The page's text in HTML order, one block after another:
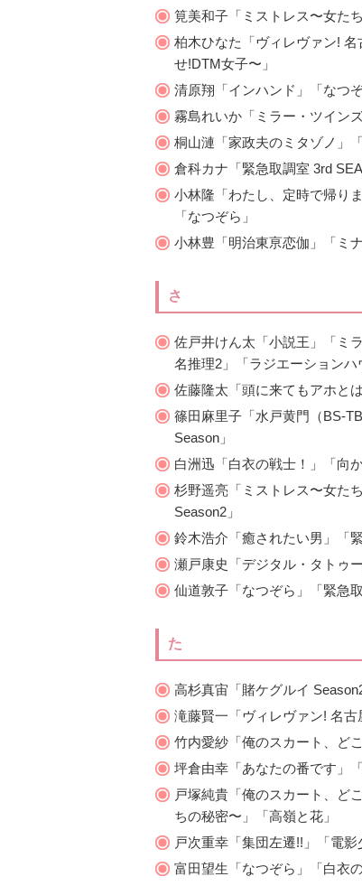
筧美和子「ミストレス〜女た
柏木ひなた「ヴィレヴァン!
せ!DTM女子〜」
清原翔「インハンド」「なつぞ
霧島れいか「ミラー・ツイン
桐山漣「家政夫のミタゾノ」
倉科カナ「緊急取調室 3rd
小林隆「わたし、定時で帰り
「なつぞら」
小林豊「明治東亰恋伽」「ミ
さ
佐戸井けん太「小説王」「ミ
名推理2」「ラジエーションハ
佐藤隆太「頭に来てもアホと
篠田麻里子「水戸黄門（BS-
Season」
白洲迅「白衣の戦士！」「向
杉野遥亮「ミストレス〜女た
Season2」
鈴木浩介「癒されたい男」「
瀬戸康史「デジタル・タトゥ
仙道敦子「なつぞら」「緊急
た
高杉真宙「賭ケグルイ
滝藤賢一「ヴィレヴァン! 名古
竹内愛紗「俺のスカート、ど
坪倉由幸「あなたの番です」
戸塚純貴「俺のスカート、ど
ちの秘密〜」「高嶺と花」
戸次重幸「集団左遷!!」「電影
富田望生「なつぞら」「白衣の